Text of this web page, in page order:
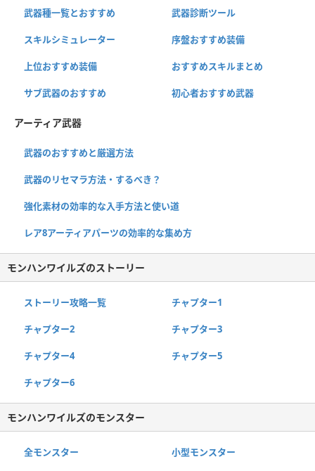
武器種一覧とおすすめ 武器診断ツール
スキルシミュレーター 序盤おすすめ装備
上位おすすめ装備 おすすめスキルまとめ
サブ武器のおすすめ 初心者おすすめ武器
アーティア武器
武器のおすすめと厳選方法
武器のリセマラ方法・するべき？
強化素材の効率的な入手方法と使い道
レア8アーティアパーツの効率的な集め方
モンハンワイルズのストーリー
ストーリー攻略一覧 チャプター1
チャプター2 チャプター3
チャプター4 チャプター5
チャプター6
モンハンワイルズのモンスター
全モンスター 小型モンスター